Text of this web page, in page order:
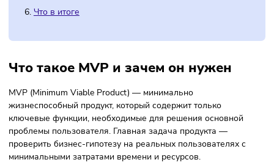
Типы MVP
Что в итоге
Что такое MVP и зачем он нужен
MVP (Minimum Viable Product) — минимально